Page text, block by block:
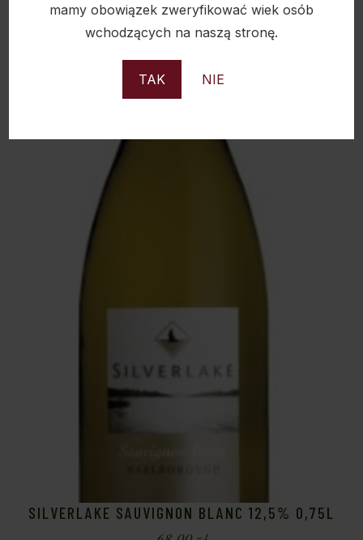
mamy obowiązek zweryfikować wiek osób
wchodzących na naszą stronę.
TAK NIE
Sold
SILVERLAKE SAUVIGNON BLANC 12,5% 0,75L